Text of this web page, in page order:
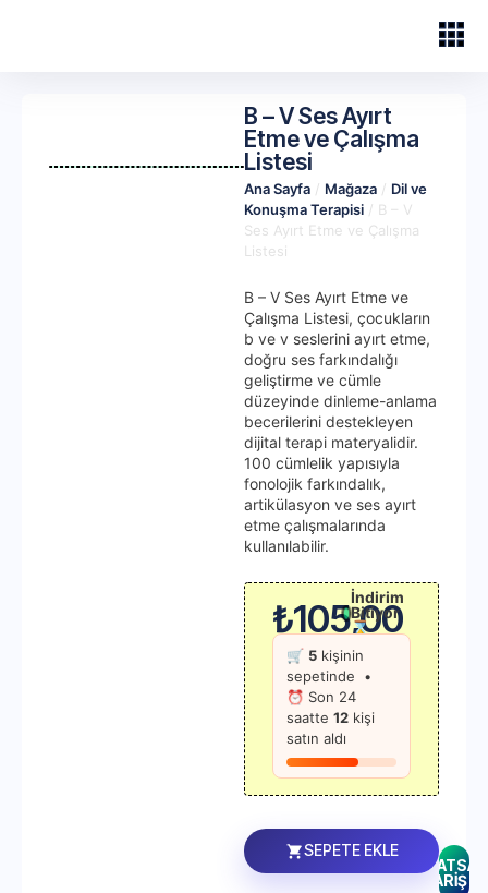
B – V Ses Ayırt
Etme ve Çalışma
Listesi
Ana Sayfa / Mağaza / Dil ve
Konuşma Terapisi / B – V
Ses Ayırt Etme ve Çalışma
Listesi
B – V Ses Ayırt Etme ve
Çalışma Listesi, çocukların
b ve v seslerini ayırt etme,
doğru ses farkındalığı
geliştirme ve cümle
düzeyinde dinleme-anlama
becerilerini destekleyen
dijital terapi materyalidir.
100 cümlelik yapısıyla
fonolojik farkındalık,
artikülasyon ve ses ayırt
etme çalışmalarında
kullanılabilir.
₺105,00
İndirim
Bitiyor
⌛
🛒 5 kişinin
sepetinde •
⏰ Son 24
saatte 12 kişi
satın aldı
SEPETE EKLE
SİPARİŞ